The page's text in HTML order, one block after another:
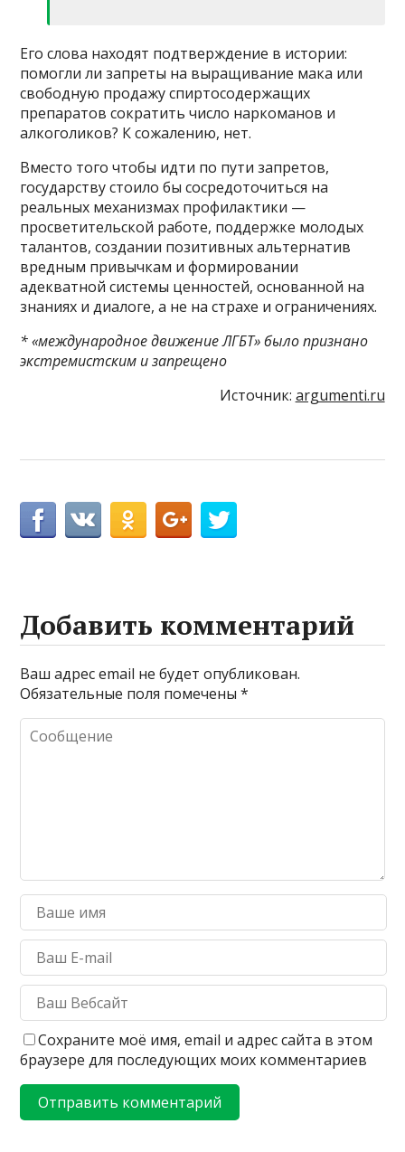
Его слова находят подтверждение в истории:
помогли ли запреты на выращивание мака или
свободную продажу спиртосодержащих
препаратов сократить число наркоманов и
алкоголиков? К сожалению, нет.
Вместо того чтобы идти по пути запретов,
государству стоило бы сосредоточиться на
реальных механизмах профилактики —
просветительской работе, поддержке молодых
талантов, создании позитивных альтернатив
вредным привычкам и формировании
адекватной системы ценностей, основанной на
знаниях и диалоге, а не на страхе и ограничениях.
* «международное движение ЛГБТ» было признано
экстремистским и запрещено
Источник: argumenti.ru
Добавить комментарий
Ваш адрес email не будет опубликован.
Обязательные поля помечены*
Сохраните моё имя, email и адрес сайта в этом
браузере для последующих моих комментариев